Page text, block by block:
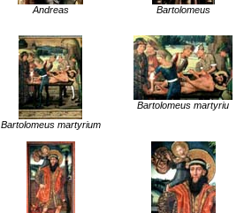
Andreas Bartolomeus
Bartolomeus martyrium
Bartolomeus martyriu